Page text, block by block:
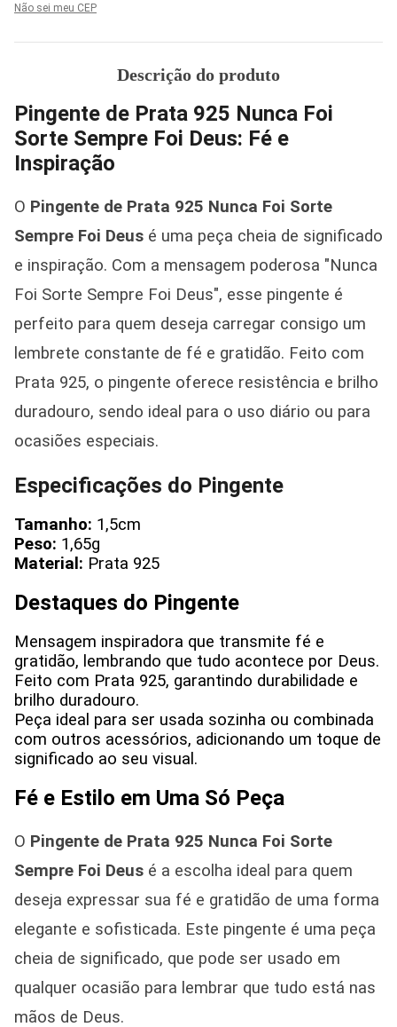
Não sei meu CEP
Descrição do produto
Pingente de Prata 925 Nunca Foi
Sorte Sempre Foi Deus: Fé e
Inspiração
O Pingente de Prata 925 Nunca Foi Sorte
Sempre Foi Deus é uma peça cheia de significado
e inspiração. Com a mensagem poderosa "Nunca
Foi Sorte Sempre Foi Deus", esse pingente é
perfeito para quem deseja carregar consigo um
lembrete constante de fé e gratidão. Feito com
Prata 925, o pingente oferece resistência e brilho
duradouro, sendo ideal para o uso diário ou para
ocasiões especiais.
Especificações do Pingente
Tamanho: 1,5cm
Peso: 1,65g
Material: Prata 925
Destaques do Pingente
Mensagem inspiradora que transmite fé e
gratidão, lembrando que tudo acontece por Deus.
Feito com Prata 925, garantindo durabilidade e
brilho duradouro.
Peça ideal para ser usada sozinha ou combinada
com outros acessórios, adicionando um toque de
significado ao seu visual.
Fé e Estilo em Uma Só Peça
O Pingente de Prata 925 Nunca Foi Sorte
Sempre Foi Deus é a escolha ideal para quem
deseja expressar sua fé e gratidão de uma forma
elegante e sofisticada. Este pingente é uma peça
cheia de significado, que pode ser usado em
qualquer ocasião para lembrar que tudo está nas
mãos de Deus.